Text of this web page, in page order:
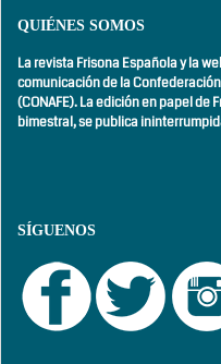
QUIÉNES SOMOS
La revista Frisona Española y la
comunicación de la
(CONAFE). La edición en papel de
bimestral,se publica
SÍGUENOS